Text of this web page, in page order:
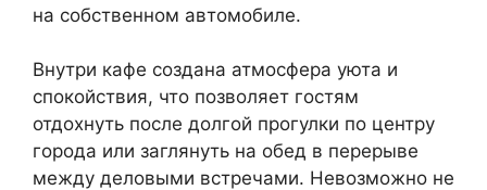
на собственном автомобиле.
Внутри кафе создана атмосфера уюта и
спокойствия, что позволяет гостям
отдохнуть после долгой прогулки по центру
города или заглянуть на обед в перерыве
между деловыми встречами. Невозможно не